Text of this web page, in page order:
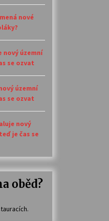
nové
nový územní
se ozvat
územní
se ozvat
nový
je čas se
oběd?